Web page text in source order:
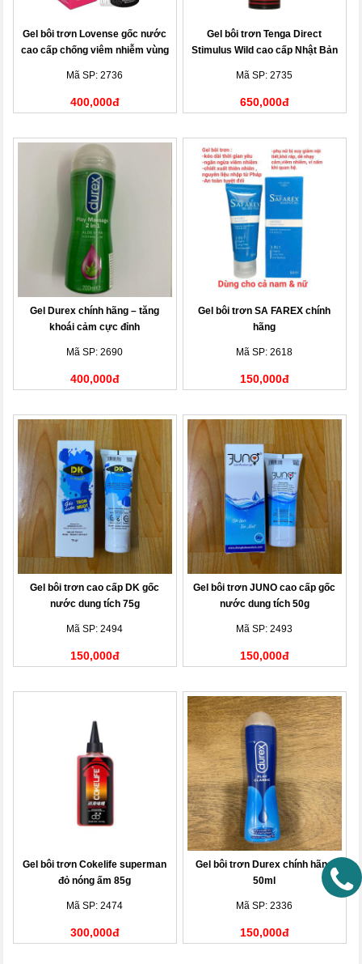
Gel bôi trơn Lovense gốc nước
cao cấp chống viêm nhiễm vùng
Mã SP: 2736
400,000đ
Gel bôi trơn Tenga Direct
Stimulus Wild cao cấp Nhật Bản
Mã SP: 2735
650,000đ
Gel Durex chính hãng – tăng
khoái cảm cực đỉnh
Mã SP: 2690
400,000đ
Gel bôi trơn SA FAREX chính
hãng
Mã SP: 2618
150,000đ
Gel bôi trơn cao cấp DK gốc
nước dung tích 75g
Mã SP: 2494
150,000đ
Gel bôi trơn JUNO cao cấp gốc
nước dung tích 50g
Mã SP: 2493
150,000đ
Gel bôi trơn Cokelife superman
đỏ nóng ấm 85g
Mã SP: 2474
300,000đ
Gel bôi trơn Durex chính hãng
50ml
Mã SP: 2336
150,000đ